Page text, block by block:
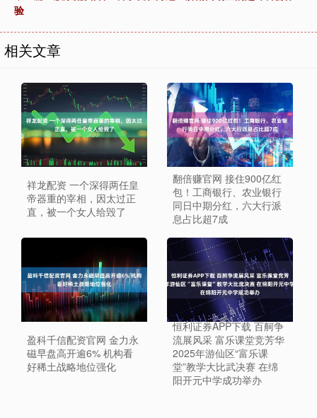
验
相关文章
祥龙配资 一个深得两任皇
帝器重的宰相，因太过正
直，被一个女人给毁了
翻倍赚官网 接住900亿红
包！工商银行、农业银行
同日中期分红，六大行派
息占比超7成
盈科千信配资官网 金力永
磁早盘高开逾6% 机构看
好稀土战略地位强化
恒利证券APP下载 百舸争
流展风采 富乐课堂竞芳华
2025年游仙区“富乐课
堂”教学大比武决赛 在绵
阳开元中学成功举办